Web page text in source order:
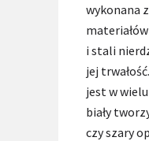
wykonana
i stali
jej
jest w
biały
czy szary